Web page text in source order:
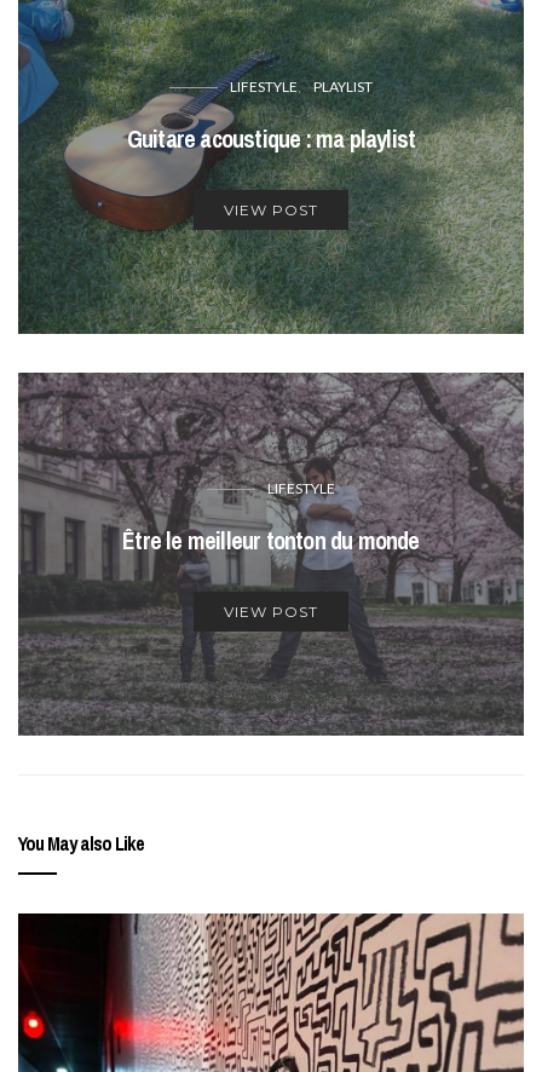
LIFESTYLE PLAYLIST
Guitare acoustique : ma playlist
VIEW POST
LIFESTYLE
Être le meilleur tonton du monde
VIEW POST
You May also Like